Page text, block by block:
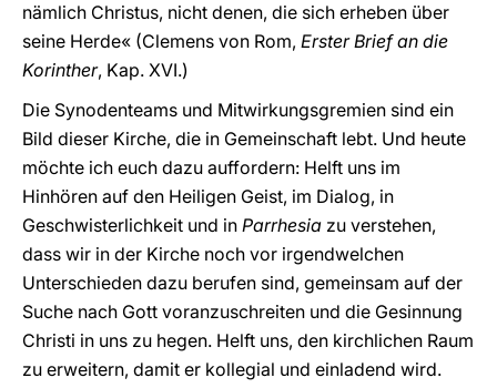
nämlich Christus, nicht denen, die sich erheben über
seine Herde« (Clemens von Rom, Erster Brief an die
Korinther, Kap. XVI.)
Die Synodenteams und Mitwirkungsgremien sind ein
Bild dieser Kirche, die in Gemeinschaft lebt. Und heute
möchte ich euch dazu auffordern: Helft uns im
Hinhören auf den Heiligen Geist, im Dialog, in
Geschwisterlichkeit und in Parrhesia zu verstehen,
dass wir in der Kirche noch vor irgendwelchen
Unterschieden dazu berufen sind, gemeinsam auf der
Suche nach Gott voranzuschreiten und die Gesinnung
Christi in uns zu hegen. Helft uns, den kirchlichen Raum
zu erweitern, damit er kollegial und einladend wird.